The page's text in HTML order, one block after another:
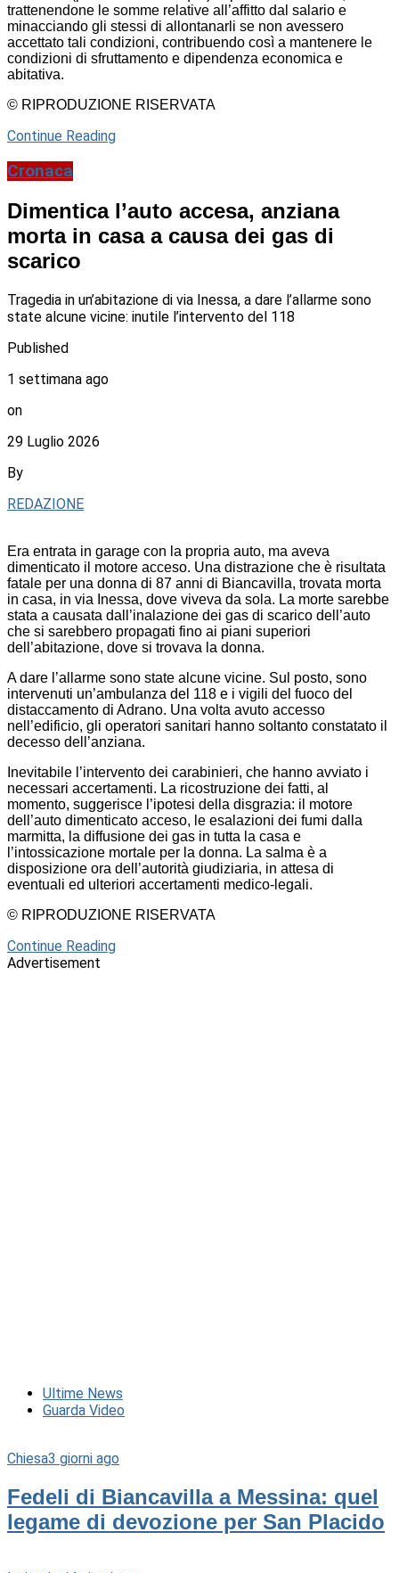
trattenendone le somme relative all’affitto dal salario e
minacciando gli stessi di allontanarli se non avessero
accettato tali condizioni, contribuendo così a mantenere le
condizioni di sfruttamento e dipendenza economica e
abitativa.
© RIPRODUZIONE RISERVATA
Continue Reading
Cronaca
Dimentica l’auto accesa, anziana
morta in casa a causa dei gas di
scarico
Tragedia in un’abitazione di via Inessa, a dare l’allarme sono
state alcune vicine: inutile l’intervento del 118
Published
1 settimana ago
on
29 Luglio 2026
By
REDAZIONE
Era entrata in garage con la propria auto, ma aveva
dimenticato il motore acceso. Una distrazione che è risultata
fatale per una donna di 87 anni di Biancavilla, trovata morta
in casa, in via Inessa, dove viveva da sola. La morte sarebbe
stata a causata dall’inalazione dei gas di scarico dell’auto
che si sarebbero propagati fino ai piani superiori
dell’abitazione, dove si trovava la donna.
A dare l’allarme sono state alcune vicine. Sul posto, sono
intervenuti un’ambulanza del 118 e i vigili del fuoco del
distaccamento di Adrano. Una volta avuto accesso
nell’edificio, gli operatori sanitari hanno soltanto constatato il
decesso dell’anziana.
Inevitabile l’intervento dei carabinieri, che hanno avviato i
necessari accertamenti. La ricostruzione dei fatti, al
momento, suggerisce l’ipotesi della disgrazia: il motore
dell’auto dimenticato acceso, le esalazioni dei fumi dalla
marmitta, la diffusione dei gas in tutta la casa e
l’intossicazione mortale per la donna. La salma è a
disposizione ora dell’autorità giudiziaria, in attesa di
eventuali ed ulteriori accertamenti medico-legali.
© RIPRODUZIONE RISERVATA
Continue Reading
Advertisement
Ultime News
Guarda Video
Chiesa3 giorni ago
Fedeli di Biancavilla a Messina: quel
legame di devozione per San Placido